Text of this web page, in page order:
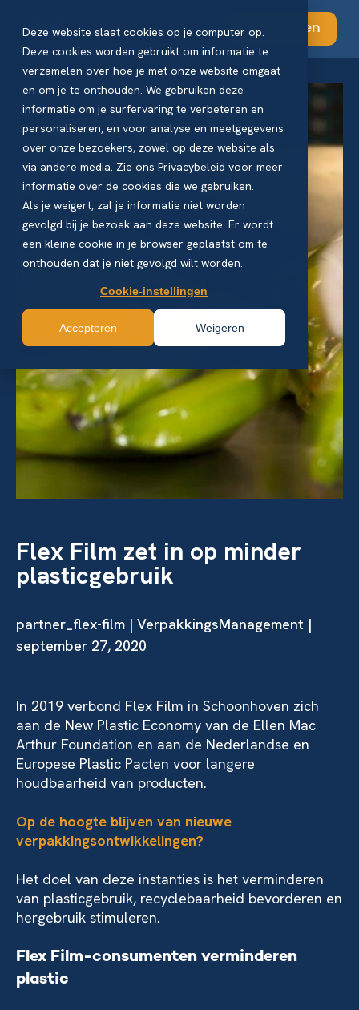
Deze website slaat cookies op je computer op.
Deze cookies worden gebruikt om informatie te
verzamelen over hoe je met onze website omgaat
en om je te onthouden. We gebruiken deze
informatie om je surfervaring te verbeteren en
personaliseren, en voor analyse en meetgegevens
over onze bezoekers, zowel op deze website als
via andere media. Zie ons Privacybeleid voor meer
informatie over de cookies die we gebruiken.
Als je weigert, zal je informatie niet worden
gevolgd bij je bezoek aan deze website. Er wordt
een kleine cookie in je browser geplaatst om te
onthouden dat je niet gevolgd wilt worden.
Cookie-instellingen
Accepteren Weigeren
Abonneren
Flex Film zet in op minder
plasticgebruik
partner_flex-film | VerpakkingsManagement |
september 27, 2020
In 2019 verbond Flex Film in Schoonhoven zich
aan de New Plastic Economy van de Ellen Mac
Arthur Foundation en aan de Nederlandse en
Europese Plastic Pacten voor langere
houdbaarheid van producten.
Op de hoogte blijven van nieuwe
verpakkingsontwikkelingen?
Het doel van deze instanties is het verminderen
van plasticgebruik, recyclebaarheid bevorderen en
hergebruik stimuleren.
Flex Film-consumenten verminderen
plastic